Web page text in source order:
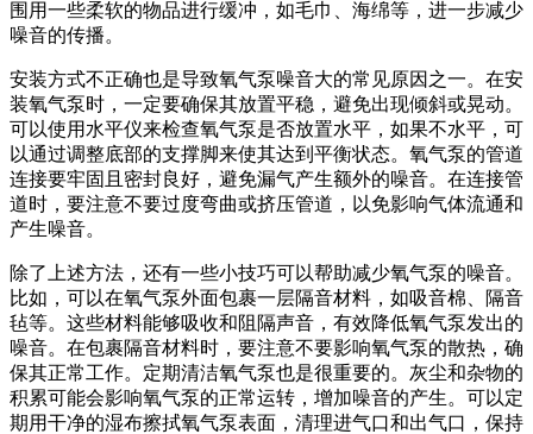
围用一些柔软的物品进行缓冲，如毛巾、海绵等，进一步减少
噪音的传播。
安装方式不正确也是导致氧气泵噪音大的常见原因之一。在安
装氧气泵时，一定要确保其放置平稳，避免出现倾斜或晃动。
可以使用水平仪来检查氧气泵是否放置水平，如果不水平，可
以通过调整底部的支撑脚来使其达到平衡状态。氧气泵的管道
连接要牢固且密封良好，避免漏气产生额外的噪音。在连接管
道时，要注意不要过度弯曲或挤压管道，以免影响气体流通和
产生噪音。
除了上述方法，还有一些小技巧可以帮助减少氧气泵的噪音。
比如，可以在氧气泵外面包裹一层隔音材料，如吸音棉、隔音
毡等。这些材料能够吸收和阻隔声音，有效降低氧气泵发出的
噪音。在包裹隔音材料时，要注意不要影响氧气泵的散热，确
保其正常工作。定期清洁氧气泵也是很重要的。灰尘和杂物的
积累可能会影响氧气泵的正常运转，增加噪音的产生。可以定
期用干净的湿布擦拭氧气泵表面，清理进气口和出气口，保持